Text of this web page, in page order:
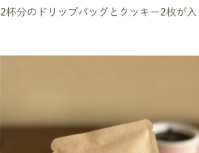
2杯分のドリップバッグとクッキー2枚が